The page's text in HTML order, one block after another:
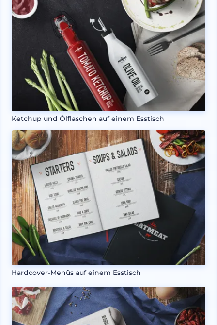
Ketchup und Ölflaschen auf einem Esstisch
Hardcover-Menüs auf einem Esstisch